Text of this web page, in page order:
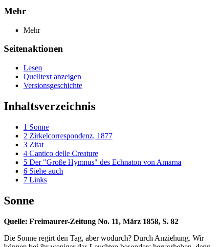
Mehr
Mehr
Seitenaktionen
Lesen
Quelltext anzeigen
Versionsgeschichte
Inhaltsverzeichnis
1 Sonne
2 Zirkelcorrespondenz, 1877
3 Zitat
4 Cantico delle Creature
5 Der "Große Hymnus" des Echnaton von Amarna
6 Siehe auch
7 Links
Sonne
Quelle: Freimaurer-Zeitung No. 11, März 1858, S. 82
Die Sonne regirt den Tag, aber wodurch? Durch Anziehung. Wir